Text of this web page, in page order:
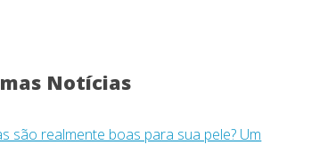
Notícias
são realmente boas para sua pele? Um